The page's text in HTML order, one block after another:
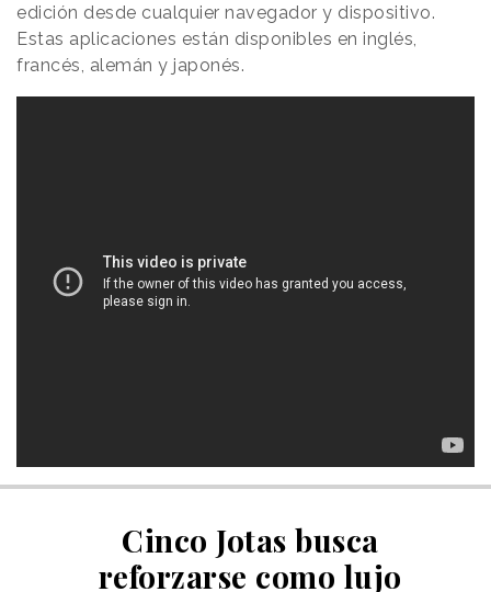
edición desde cualquier navegador y dispositivo.
Estas aplicaciones están disponibles en inglés,
francés, alemán y japonés.
Cinco Jotas busca
reforzarse como lujo